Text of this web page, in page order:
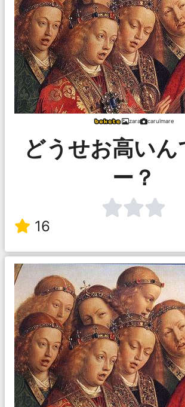
zara carulmare
どうせお高いん
ー？
16